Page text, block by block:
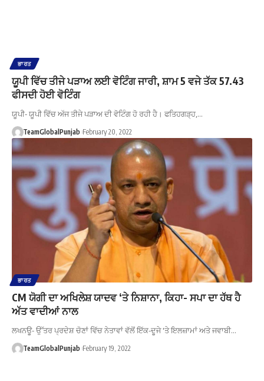
ਭਾਰਤ
ਯੂਪੀ ਵਿੱਚ ਤੀਜੇ ਪੜਾਅ ਲਈ ਵੋਟਿੰਗ ਜਾਰੀ, ਸ਼ਾਮ 5 ਵਜੇ ਤੱਕ 57.43
ਫੀਸਦੀ ਹੋਈ ਵੋਟਿੰਗ
ਯੂਪੀ- ਯੂਪੀ ਵਿੱਚ ਅੱਜ ਤੀਜੇ ਪੜਾਅ ਦੀ ਵੋਟਿੰਗ ਹੋ ਰਹੀ ਹੈ। ਫਤਿਹਗੜ੍ਹ,…
TeamGlobalPunjab February 20, 2022
ਭਾਰਤ
CM ਯੋਗੀ ਦਾ ਅਖਿਲੇਸ਼ ਯਾਦਵ ‘ਤੇ ਨਿਸ਼ਾਨਾ, ਕਿਹਾ- ਸਪਾ ਦਾ ਹੱਥ ਹੈ
ਅੱਤ ਵਾਦੀਆਂ ਨਾਲ
ਲਖਨਊ- ਉੱਤਰ ਪ੍ਰਦੇਸ਼ ਚੋਣਾਂ ਵਿੱਚ ਨੇਤਾਵਾਂ ਵੱਲੋਂ ਇੱਕ-ਦੂਜੇ 'ਤੇ ਇਲਜ਼ਾਮਾਂ ਅਤੇ ਜਵਾਬੀ…
TeamGlobalPunjab February 19, 2022